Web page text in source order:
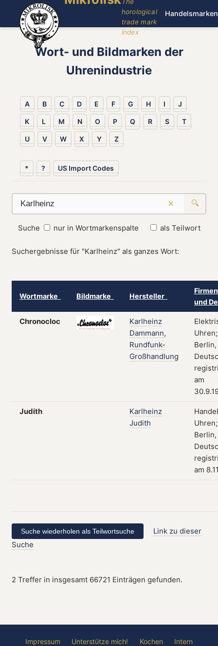
horological
trade mark
index
Handelsmarken
Wort- und Bildmarken der
Uhrenindustrie
A B C D E F G H I J
K L M N O P Q R S T
U V W X Y Z
* ? US Import Codes
× 🔍
Suche nur in Wortmarkenspalte als Teilwort
Suchergebnisse für "Karlheinz" als ganzes Wort:
Wortmarke Bildmarke Hersteller
und
Chronocloc
Karlheinz
Dammann,
Rundfunk-
Großhandlung
Uhren;
Berlin,
am
Judith
Karlheinz
Judith
Uhren;
Berlin,
am
Link zu dieser
Suche
2 Treffer in insgesamt 66721 Einträgen gefunden.
Impressum Unterstütze mich! Kochen Intern